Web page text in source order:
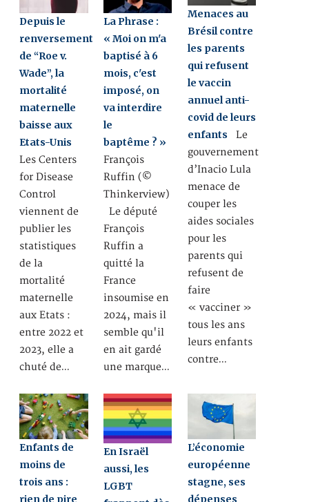
Depuis le
renversement
de “Roe v.
Wade”, la
mortalité
maternelle
baisse aux
Etats-Unis
Les Centers
for Disease
Control
viennent de
publier les
statistiques
de la
mortalité
maternelle
aux Etats :
entre 2022 et
2023, elle a
chuté de…
La Phrase :
« Moi on m'a
baptisé à 6
mois, c'est
imposé, on
va interdire
le
baptême ? »
François
Ruffin (©
Thinkerview)
Le député
François
Ruffin a
quitté la
France
insoumise en
2024, mais il
semble qu'il
en ait gardé
une marque…
Menaces au
Brésil contre
les parents
qui refusent
le vaccin
annuel anti-
covid de leurs
enfants Le
gouvernement
d’Inacio Lula
menace de
couper les
aides sociales
pour les
parents qui
refusent de
faire
« vacciner »
tous les ans
leurs enfants
contre…
Enfants de
moins de
trois ans :
rien de pire
En Israël
aussi, les
LGBT
L’économie
européenne
stagne, ses
dépenses